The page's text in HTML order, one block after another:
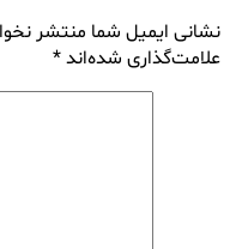
نشانی ایمیل شما منتشر
علامت‌گذاری شده‌اند*